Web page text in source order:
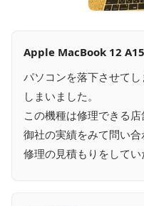
Apple MacBook 12
パソコンを落下させて
しまいました。
この機種は修理できる店
御社の実績をみて問い合
修理の見積もりをして